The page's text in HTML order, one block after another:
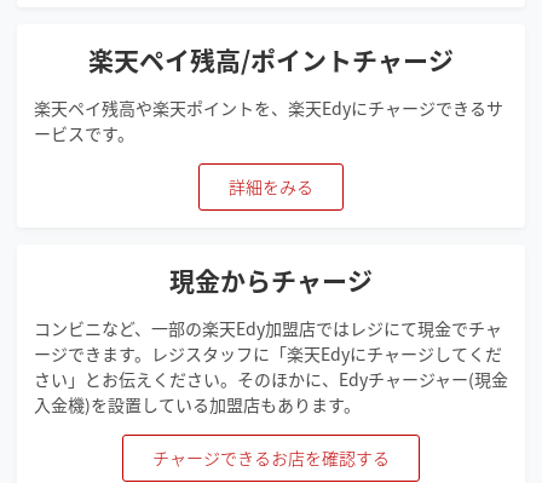
楽天ペイ残高/ポイントチャージ
楽天ペイ残高や楽天ポイントを、楽天Edyにチャージできるサ
ービスです。
詳細をみる
現金からチャージ
コンビニなど、一部の楽天Edy加盟店ではレジにて現金でチャ
ージできます。レジスタッフに「楽天Edyにチャージしてくだ
さい」とお伝えください。そのほかに、Edyチャージャー(現金
入金機)を設置している加盟店もあります。
チャージできるお店を確認する